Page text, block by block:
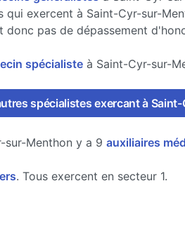
qui exercent à Saint-Cyr-sur-
donc pas de dépassement
spécialisteà Saint-Cyr-sur-
spécialistes exercant à
sur-Menthon y a 9 auxiliaires
. Tous exercent en secteur 1.